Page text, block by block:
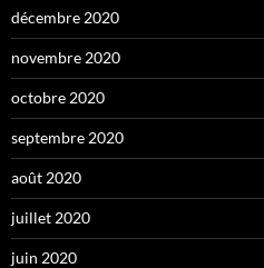
décembre 2020
novembre 2020
octobre 2020
septembre 2020
août 2020
juillet 2020
juin 2020